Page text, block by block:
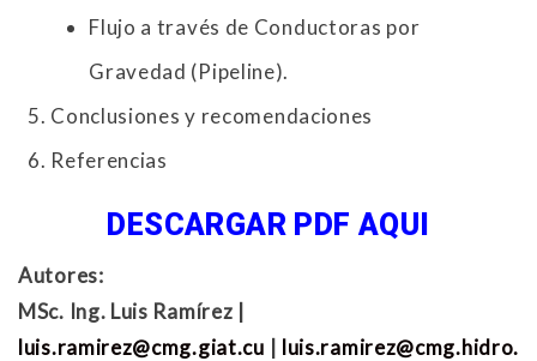
Flujo a través de Conductoras por
Gravedad (Pipeline).
Conclusiones y recomendaciones
Referencias
DESCARGAR PDF AQUI
Autores:
MSc. Ing. Luis Ramírez |
luis.ramirez@cmg.giat.cu